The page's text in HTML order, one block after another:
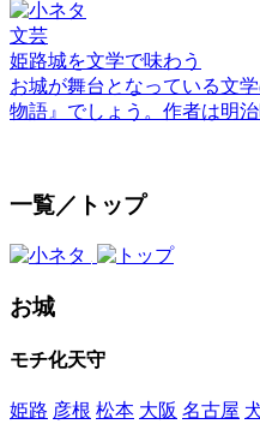
文芸
姫路城を文学で味わう
お城が舞台となっている文
物語』でしょう。作者は明
一覧／トップ
お城
モチ化天守
姫路 彦根 松本 大阪 名古屋